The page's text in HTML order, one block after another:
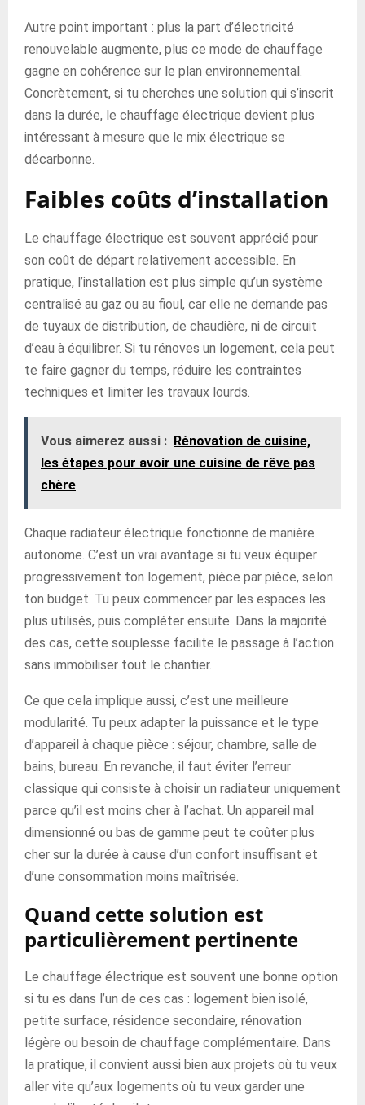
Autre point important : plus la part d’électricité
renouvelable augmente, plus ce mode de chauffage
gagne en cohérence sur le plan environnemental.
Concrètement, si tu cherches une solution qui s’inscrit
dans la durée, le chauffage électrique devient plus
intéressant à mesure que le mix électrique se
décarbonne.
Faibles coûts d’installation
Le chauffage électrique est souvent apprécié pour
son coût de départ relativement accessible. En
pratique, l’installation est plus simple qu’un système
centralisé au gaz ou au fioul, car elle ne demande pas
de tuyaux de distribution, de chaudière, ni de circuit
d’eau à équilibrer. Si tu rénoves un logement, cela peut
te faire gagner du temps, réduire les contraintes
techniques et limiter les travaux lourds.
Vous aimerez aussi : Rénovation de cuisine,
les étapes pour avoir une cuisine de rêve pas
chère
Chaque radiateur électrique fonctionne de manière
autonome. C’est un vrai avantage si tu veux équiper
progressivement ton logement, pièce par pièce, selon
ton budget. Tu peux commencer par les espaces les
plus utilisés, puis compléter ensuite. Dans la majorité
des cas, cette souplesse facilite le passage à l’action
sans immobiliser tout le chantier.
Ce que cela implique aussi, c’est une meilleure
modularité. Tu peux adapter la puissance et le type
d’appareil à chaque pièce : séjour, chambre, salle de
bains, bureau. En revanche, il faut éviter l’erreur
classique qui consiste à choisir un radiateur uniquement
parce qu’il est moins cher à l’achat. Un appareil mal
dimensionné ou bas de gamme peut te coûter plus
cher sur la durée à cause d’un confort insuffisant et
d’une consommation moins maîtrisée.
Quand cette solution est
particulièrement pertinente
Le chauffage électrique est souvent une bonne option
si tu es dans l’un de ces cas : logement bien isolé,
petite surface, résidence secondaire, rénovation
légère ou besoin de chauffage complémentaire. Dans
la pratique, il convient aussi bien aux projets où tu veux
aller vite qu’aux logements où tu veux garder une